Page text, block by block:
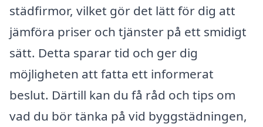
städfirmor, vilket gör det lätt för dig att
jämföra priser och tjänster på ett smidigt
sätt. Detta sparar tid och ger dig
möjligheten att fatta ett informerat
beslut. Därtill kan du få råd och tips om
vad du bör tänka på vid byggstädningen,